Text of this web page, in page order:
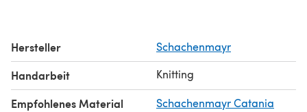
Hersteller Schachenmayr
Handarbeit Knitting
Empfohlenes Material Schachenmayr Catania